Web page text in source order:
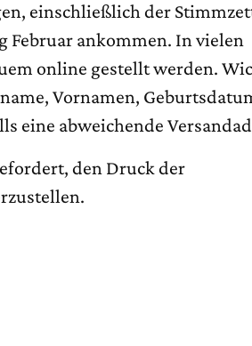
einschließlich der
Februar ankommen. In vielen
online gestellt werden.
Vornamen,
eine abweichende
den Druck der